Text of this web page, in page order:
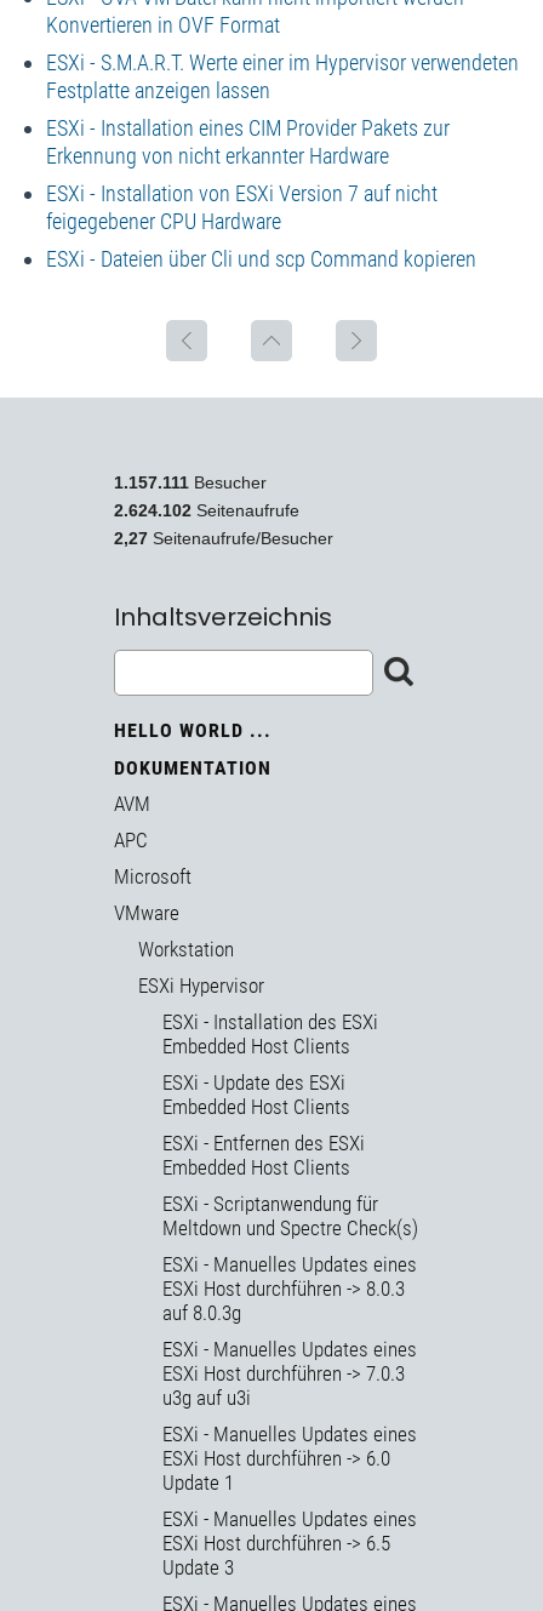
Konvertieren in OVF Format
ESXi - S.M.A.R.T. Werte einer im Hypervisor verwendeten
Festplatte anzeigen lassen
ESXi - Installation eines CIM Provider Pakets zur
Erkennung von nicht erkannter Hardware
ESXi - Installation von ESXi Version 7 auf nicht
feigegebener CPU Hardware
ESXi - Dateien über Cli und scp Command kopieren
1.157.111 Besucher
2.624.102 Seitenaufrufe
2,27 Seitenaufrufe/Besucher
Inhaltsverzeichnis
HELLO WORLD ...
DOKUMENTATION
AVM
APC
Microsoft
VMware
Workstation
ESXi Hypervisor
ESXi - Installation des ESXi
Embedded Host Clients
ESXi - Update des ESXi
Embedded Host Clients
ESXi - Entfernen des ESXi
Embedded Host Clients
ESXi - Scriptanwendung für
Meltdown und Spectre Check(s)
ESXi - Manuelles Updates eines
ESXi Host durchführen -> 8.0.3
auf 8.0.3g
ESXi - Manuelles Updates eines
ESXi Host durchführen -> 7.0.3
u3g auf u3i
ESXi - Manuelles Updates eines
ESXi Host durchführen -> 6.0
Update 1
ESXi - Manuelles Updates eines
ESXi Host durchführen -> 6.5
Update 3
ESXi - Manuelles Updates eines